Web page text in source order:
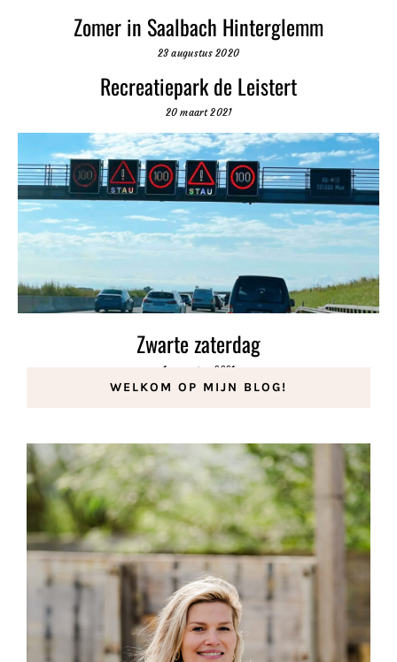
Zomer in Saalbach Hinterglemm
23 augustus 2020
Recreatiepark de Leistert
20 maart 2021
Zwarte zaterdag
1 augustus 2021
WELKOM OP MIJN BLOG!